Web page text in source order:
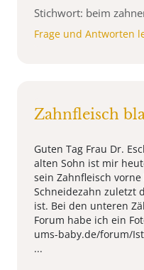
Stichwort: beim
Frage und Antworten
Zahnfleisch
Guten Tag Frau Dr.
alten Sohn ist mir
sein Zahnfleisch
Schneidezahn zuletzt
ist. Bei den unteren
Forum habe ich ein
ums-baby.de/forum/
...